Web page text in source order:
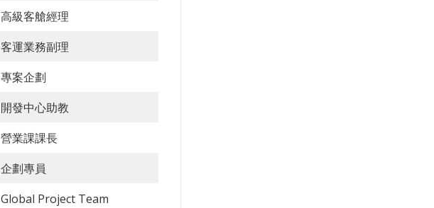
高級客艙經理
客運業務副理
專案企劃
開發中心助教
營業課課長
企劃專員
Global Project Team